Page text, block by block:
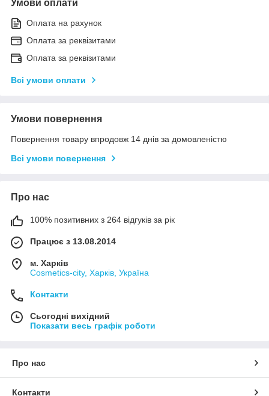
Умови оплати
Оплата на рахунок
Оплата за реквізитами
Оплата за реквізитами
Всі умови оплати
Умови повернення
Повернення товару впродовж 14 днів за домовленістю
Всі умови повернення
Про нас
100% позитивних з 264 відгуків за рік
Працює з 13.08.2014
м. Харків
Cosmetics-city, Харків, Україна
Контакти
Сьогодні вихідний
Показати весь графік роботи
Про нас
Контакти